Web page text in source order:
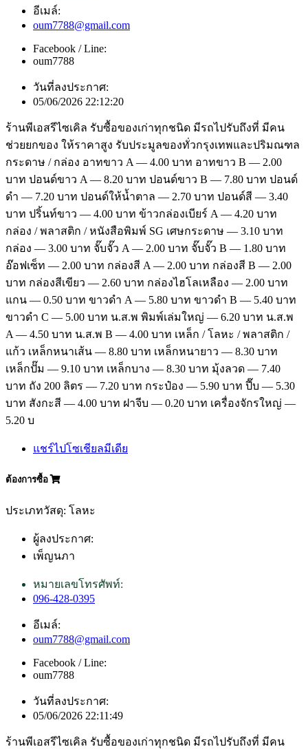
อีเมล์:
oum7788@gmail.com
Facebook / Line:
oum7788
วันที่ลงประกาศ:
05/06/2026 22:12:20
ร้านพีเอสรีไซเคิล รับซื้อของเก่าทุกชนิด มีรถไปรับถึงที่ มีคน
ช่วยยกของ ให้ราคาสูง รับประมูลของทั่วกรุงเทพและปริมณฑล
กระดาษ / กล่อง อาทขาว A — 4.00 บาท อาทขาว B — 2.00
บาท ปอนด์ขาว A — 8.20 บาท ปอนด์ขาว B — 7.80 บาท ปอนด์
ดำ — 7.20 บาท ปอนด์ให้น้ำตาล — 2.70 บาท ปอนด์สี — 3.40
บาท ปริ้นท์ขาว — 4.00 บาท ข้าวกล่องเบียร์ A — 4.20 บาท
กล่อง / พลาสติก / หนังสือพิมพ์ SG เศษกระดาษ — 3.10 บาท
กล่อง — 3.00 บาท จั๊บจั๊ว A — 2.00 บาท จั๊บจั๊ว B — 1.80 บาท
อ๊อฟเซ็ท — 2.00 บาท กล่องสี A — 2.00 บาท กล่องสี B — 2.00
บาท กล่องสีเขียว — 2.60 บาท กล่องไฮโลเหลือง — 2.00 บาท
แกน — 0.50 บาท ขาวดำ A — 5.80 บาท ขาวดำ B — 5.40 บาท
ขาวดำ C — 5.00 บาท น.ส.พ พิมพ์เล่มใหญ่ — 6.20 บาท น.ส.พ
A — 4.50 บาท น.ส.พ B — 4.00 บาท เหล็ก / โลหะ / พลาสติก /
แก้ว เหล็กหนาเส้น — 8.80 บาท เหล็กหนายาว — 8.30 บาท
เหล็กปั๊ม — 9.10 บาท เหล็กบาง — 8.30 บาท มุ้งลวด — 7.40
บาท ถัง 200 ลิตร — 7.20 บาท กระป๋อง — 5.90 บาท ปี๊บ — 5.30
บาท สังกะสี — 4.00 บาท ฝาจีบ — 0.20 บาท เครื่องจักรใหญ่ —
5.20 บ
แชร์ไปโซเชียลมีเดีย
ต้องการซื้อ
ประเภทวัสดุ: โลหะ
ผู้ลงประกาศ:
เพ็ญนภา
หมายเลขโทรศัพท์:
096-428-0395
อีเมล์:
oum7788@gmail.com
Facebook / Line:
oum7788
วันที่ลงประกาศ:
05/06/2026 22:11:49
ร้านพีเอสรีไซเคิล รับซื้อของเก่าทุกชนิด มีรถไปรับถึงที่ มีคน